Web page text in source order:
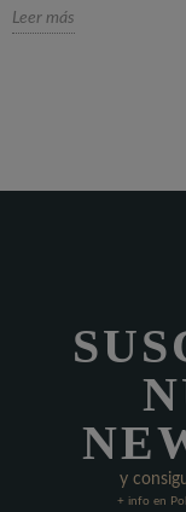
Leer más
y
+ info en